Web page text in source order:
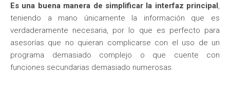
Es una buena manera de simplificar la interfaz principal,
teniendo a mano únicamente la información que es
verdaderamente necesaria, por lo que es perfecto para
asesorías que no quieran complicarse con el uso de un
programa demasiado complejo o que cuente con
funciones secundarias demasiado numerosas.